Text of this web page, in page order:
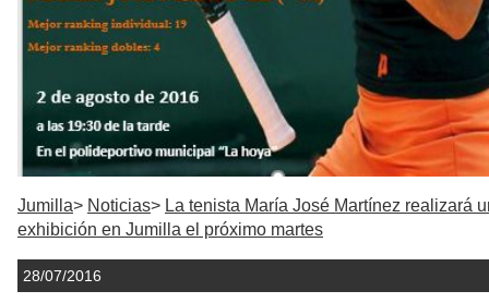
Jumilla Noticias
La tenista María José Martínez realizará
exhibición en Jumilla el próximo martes
28/07/2016